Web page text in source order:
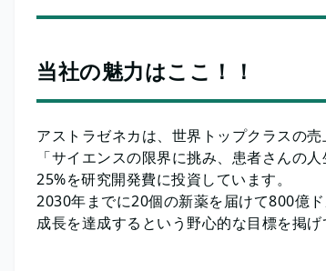
当社の魅力はここ！！
アストラゼネカは、世界トップクラスの
「サイエンスの限界に挑み、患者さんの
25%を研究開発費に投資しています。
2030年までに20個の新薬を届けて800億
成長を達成するという野心的な目標を掲げ